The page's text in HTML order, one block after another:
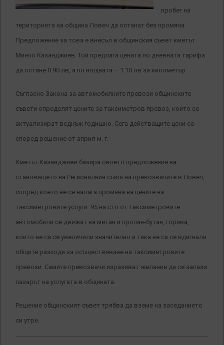
пробег на
територията на община Ловеч да останат без промяна.
Предложение за това е внесъл в общинския съвет кметът
Минчо Казанджиев. Той предлага цената по дневната тарифа
да остане 0.90 лв, а по нощната – 1.10 лв за километър.
Съгласно Закона за автомобилните превози общинските
съвети определят цените за таксиметров превоз, които се
актуализират веднъж годишно. Сега действащите цени са
според решение от април м. г.
Кметът Казанджиев базира своето предложение на
становището на Регионалния съюз на превозвачите в Ловеч,
според което не се налага промяна на цените на
таксиметровите услуги. 95 на сто от таксиметровите
автомобили се движат на метан и пропан-бутан, горива,
които не са се увеличили значително и така не са се вдигнали
общите разходи за осъществяване на таксиметровите
превози. Самите превозвачи изразяват желание да се запази
пазарът на услугата в общината.
Решение общинският съвет трябва да вземе на заседанието
си утре.